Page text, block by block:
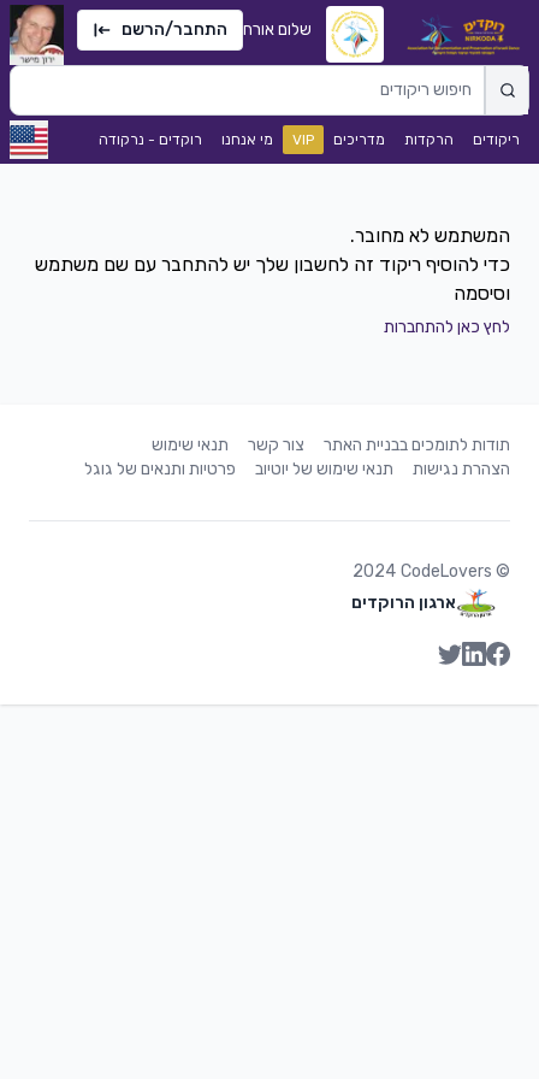
שלום אורח התחבר/הרשם
ריקודים הרקדות מדריכים VIP מי אנחנו רוקדים - נרקודה
כדי להוסיף ריקוד זה לחשבון שלך יש להתחבר עם שם משתמש
וסיסמה
לחץ כאן להתחברות
תודות לתומכים בבניית האתר צור קשר
תנאי שימוש
הצהרת נגישות
תנאי שימוש של יוטיוב פרטיות ותנאים של גוגל
©
2024 CodeLovers
ארגון הרוקדים